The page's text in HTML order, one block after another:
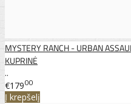
MYSTERY RANCH - URBAN
KUPRINĖ
..
€17900
Į krepšelį